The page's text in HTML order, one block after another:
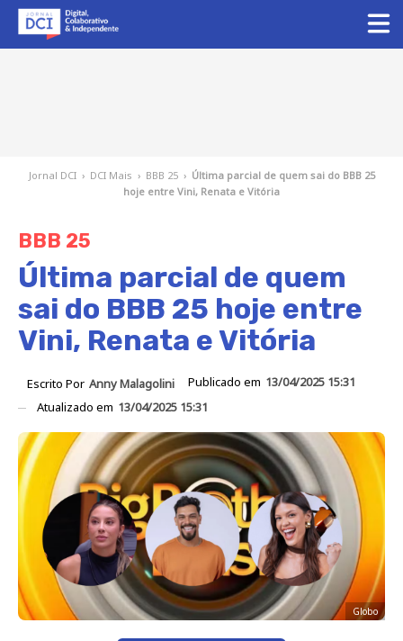
Jornal DCI › DCI Mais › BBB 25 › Última parcial de quem sai do BBB 25
hoje entre Vini, Renata e Vitória
BBB 25
Última parcial de quem
sai do BBB 25 hoje entre
Vini, Renata e Vitória
Escrito Por Anny Malagolini Publicado em 13/04/2025 15:31
Atualizado em 13/04/2025 15:31
Globo